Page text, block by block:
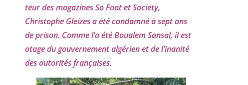
teur des maga­zines So Foot et Society,
Christophe Gleizesa été condam­né à sept ans
de pri­son. Comme l’a été Boualem Sansal, il est
otage du gou­ver­ne­ment algé­rien et de l’i­na­ni­té
des auto­ri­tés françaises.